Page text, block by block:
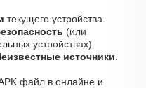
текущего устройства.
(или
устройствах).
источники
файл в онлайне и